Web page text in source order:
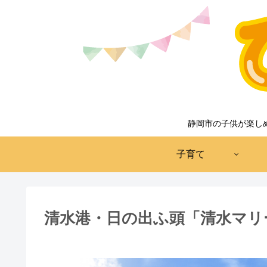
静岡市の子供が楽し
子育て
清水港・日の出ふ頭「清水マ